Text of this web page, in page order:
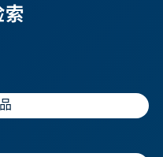
索